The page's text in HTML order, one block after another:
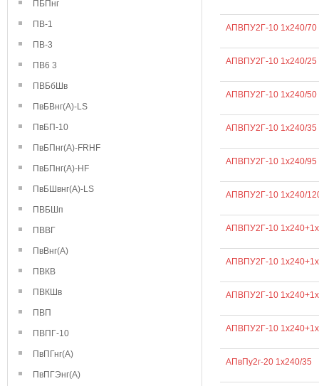
ПБПнг
ПВ-1
ПВ-3
ПВ6 3
ПВБбШв
ПвБВнг(А)-LS
ПвБП-10
ПвБПнг(А)-FRHF
ПвБПнг(А)-HF
ПвБШвнг(А)-LS
ПВБШп
ПВВГ
ПвВнг(А)
ПВКВ
ПВКШв
ПВП
ПВПГ-10
ПвПГнг(А)
ПвПГЭнг(А)
АПВПУ2Г-10 1х240/70
АПВПУ2Г-10 1х240/25
АПВПУ2Г-10 1х240/50
АПВПУ2Г-10 1х240/35
АПВПУ2Г-10 1х240/95
АПВПУ2Г-10 1х240/
АПВПУ2Г-10
АПВПУ2Г-10
АПВПУ2Г-10
АПВПУ2Г-10
АПвПу2г-20 1х240/35